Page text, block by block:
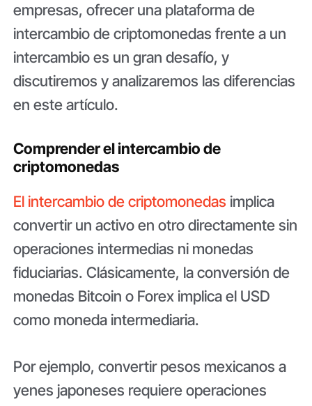
empresas, ofrecer una plataforma de
intercambio de criptomonedas frente a un
intercambio es un gran desafío, y
discutiremos y analizaremos las diferencias
en este artículo.
Comprender el intercambio de
criptomonedas
El intercambio de criptomonedas implica
convertir un activo en otro directamente sin
operaciones intermedias ni monedas
fiduciarias. Clásicamente, la conversión de
monedas Bitcoin o Forex implica el USD
como moneda intermediaria.
Por ejemplo, convertir pesos mexicanos a
yenes japoneses requiere operaciones